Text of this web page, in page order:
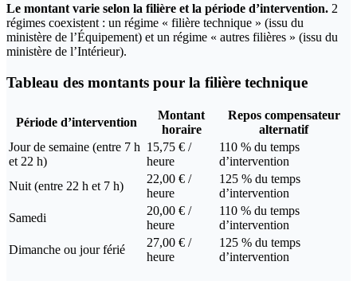
Le montant varie selon la filière et la période d’intervention. 2
régimes coexistent : un régime « filière technique » (issu du
ministère de l’Équipement) et un régime « autres filières » (issu du
ministère de l’Intérieur).
Tableau des montants pour la filière technique
Période d’intervention
Montant
horaire
Repos compensateur
alternatif
Jour de semaine (entre 7 h
et 22 h)
15,75 € /
heure
110 % du temps
d’intervention
Nuit (entre 22 h et 7 h)
22,00 € /
heure
125 % du temps
d’intervention
Samedi
20,00 € /
heure
110 % du temps
d’intervention
Dimanche ou jour férié
27,00 € /
heure
125 % du temps
d’intervention